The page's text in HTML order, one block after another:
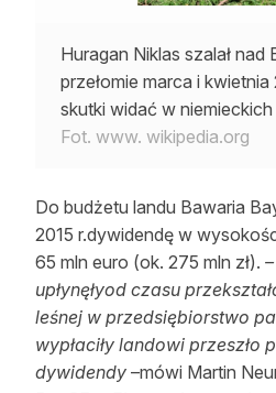
Huragan Niklas szalał nad
przełomie marca i
skutki widać w
Fot. www. wikipedia.org
Do budżetu landu Bawaria
2015 r.dywidendę w
65 mln euro (ok. 275 mln zł).
upłynęłyod czasu
leśnej w przedsiębiorstwo
wypłaciły landowi przeszło
dywidendy –mówi Martin